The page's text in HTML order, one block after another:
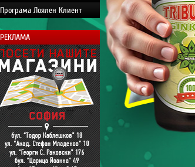
Програма Лоялен Клиент
РЕКЛАМА